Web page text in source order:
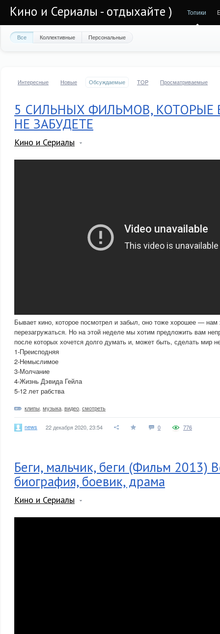
Кино и Сериалы - отдыхайте ) Топики
Все Коллективные Персональные
Интересные Новые Обсуждаемые TOP Просматриваемые
5 СИЛЬНЫХ ФИЛЬМОВ, КОТОРЫЕ
НЕ ЗАБУДЕТЕ
Кино и Сериалы
Бывает кино, которое посмотрел и забыл, оно тоже хорошее — нам
перезагружаться. Но на этой неделе мы хотим предложить вам
после которых хочется долго думать и, может быть, сделать мир
1-Преисподняя
2-Немыслимое
3-Молчание
4-Жизнь Дэвида Гейла
5-12 лет рабства
клипы музыка видео смотреть
news 22 декабря 2020, 23:54 0 776
Беги, мальчик, беги (Фильм 2013)
биография, боевик, драма
Кино и Сериалы